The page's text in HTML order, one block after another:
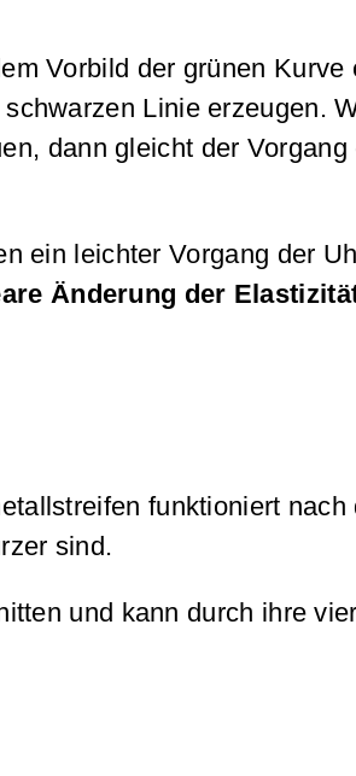
Vorbild der grünen Kurve
Linie erzeugen.
dann gleicht der Vorgang
ein leichter Vorgang der
Änderung der
funktioniert nach
sind.
und kann durch ihre